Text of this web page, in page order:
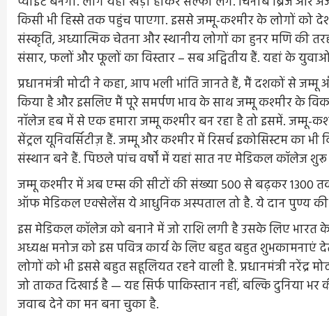
किसी भी हिस्से तक पहुंच पाएगा. इससे जम्मू-कश्मीर के लोगों को
संस्कृति, अध्यात्मिक चेतना और स्थानीय लोगों का हुनर मणि की
संसार, फलों और फूलों का विस्तार – सब अद्वितीय हैं. यहां के
प्रधानमंत्री मोदी ने कहा, आप भली भांति जानते हैं, मैं दशकों से
किया है और इसलिए मैं पूरे समर्पण भाव के साथ जम्मू कश्मीर के
नॉलेज हब में से एक हमारा जम्मू कश्मीर बन रहा है तो इसमें. जम्मू-
सेंट्रल यूनिवर्सिटीज़ हैं. जम्मू और कश्मीर में रिसर्च इकोसिस्टम का
संस्थान बने हैं. पिछले पांच वर्षों में यहां सात नए मेडिकल कॉलेज
जम्मू कश्मीर में अब एम्स की सीटों की संख्या 500 से बढ़कर 1300
ऑफ मेडिकल एक्सेलेंस ये आधुनिक अस्पताल तो है. ये दान पुण्य की
इस मेडिकल कॉलेज को बनाने में जो राशि लगी है उसके लिए भारत
अध्यक्ष मनोज को इस पवित्र कार्य के लिए बहुत बहुत शुभकामनाएं
लोगों को भी इससे बहुत सहूलियत रहने वाली है. प्रधानमंत्री
जो ताकत दिखाई है — यह सिर्फ पाकिस्तान नहीं, बल्कि दुनिया
जवाब देने का मन बना चुका है.